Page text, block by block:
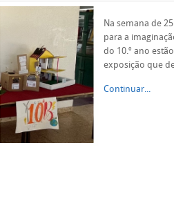
Na semana de
para a
do 10.º ano
exposição que
Continuar...